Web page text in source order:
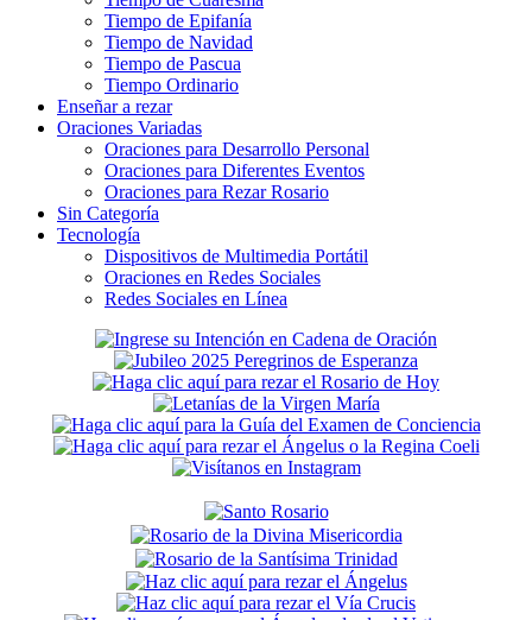
Tiempo de Epifanía
Tiempo de Navidad
Tiempo de Pascua
Tiempo Ordinario
Enseñar a rezar
Oraciones Variadas
Oraciones para Desarrollo Personal
Oraciones para Diferentes Eventos
Oraciones para Rezar Rosario
Sin Categoría
Tecnología
Dispositivos de Multimedia Portátil
Oraciones en Redes Sociales
Redes Sociales en Línea
Secondary
Sidebar